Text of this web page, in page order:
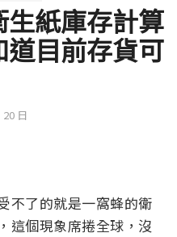
紙庫存計算
目前存貨可
日
不了的就是一窩蜂的衛
這個現象席捲全球，沒